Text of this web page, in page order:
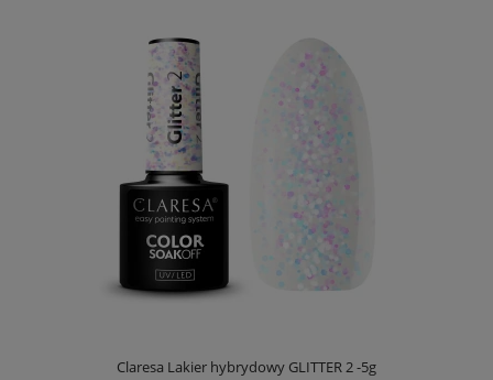
Claresa Lakier hybrydowy GLITTER 2 -5g